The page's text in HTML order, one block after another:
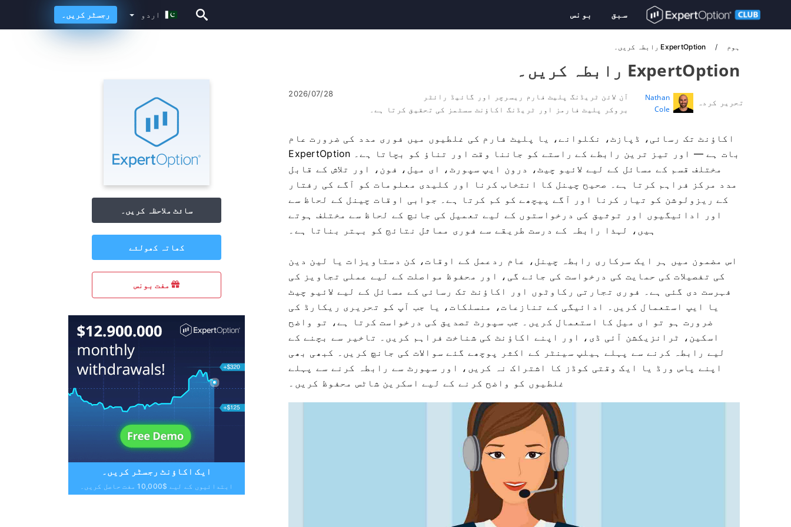
بونس سبق اردو رجسٹر کریں۔
ہوم ExpertOption رابطہ کریں۔
ExpertOption رابطہ کریں۔
تحریر کردہ
Nathan
Cole
آن لائن ٹریڈنگ پلیٹ فارم ریسرچر اور گائیڈ رائٹر
بروکر پلیٹ فارمز اور ٹریڈنگ اکاؤنٹ سسٹمز کی تحقیق کرتا ہے۔
2026/07/28
اکاؤنٹ تک رسائی، ڈپازٹ، نکلوانے، یا پلیٹ فارم کی غلطیوں میں فوری مدد کی ضرورت عام
بات ہے — اور تیز ترین رابطے کے راستے کو جاننا وقت اور تناؤ کو بچاتا ہے۔ ExpertOption
مختلف قسم کے مسائل کے لیے لائیو چیٹ، درون ایپ سپورٹ، ای میل، فون، اور تلاش کے قابل
مدد مرکز فراہم کرتا ہے۔ صحیح چینل کا انتخاب کرنا اور کلیدی معلومات کو آگے کی رفتار
کے ریزولوشن کو تیار کرنا اور آگے پیچھے کو کم کرتا ہے۔ جوابی اوقات چینل کے لحاظ سے
اور ادائیگیوں اور توثیق کی درخواستوں کے لیے تعمیل کی جانچ کے لحاظ سے مختلف ہوتے
ہیں، لہذا رابطہ کے درست طریقے سے فوری مماثل نتائج کو بہتر بناتا ہے۔
اس مضمون میں ہر ایک سرکاری رابطہ چینل، عام ردعمل کے اوقات، کن دستاویزات یا لین دین
کی تفصیلات کی حمایت کی درخواست کی جائے گی، اور محفوظ مواصلت کے لیے عملی تجاویز کی
فہرست دی گئی ہے۔ فوری تجارتی رکاوٹوں اور اکاؤنٹ تک رسائی کے مسائل کے لیے لائیو چیٹ
یا ایپ استعمال کریں۔ ادائیگی کے تنازعات، منسلکات، یا جب آپ کو تحریری ریکارڈ کی
ضرورت ہو تو ای میل کا استعمال کریں۔ جب سپورٹ تصدیق کی درخواست کرتا ہے، تو واضح
اسکین، ٹرانزیکشن آئی ڈی، اور اپنے اکاؤنٹ کی شناخت فراہم کریں۔ تاخیر سے بچنے کے
لیے رابطہ کرنے سے پہلے ہیلپ سینٹر کے اکثر پوچھے گئے سوالات کی جانچ کریں۔ کبھی بھی
اپنے پاس ورڈ یا ایک وقتی کوڈز کا اشتراک نہ کریں، اور سپورٹ سے رابطہ کرنے سے پہلے
غلطیوں کو واضح کرنے کے لیے اسکرین شاٹس محفوظ کریں۔
سائٹ ملاحظہ کریں۔
کھاتہ کھولئے
مفت بونس
ایک اکاؤنٹ رجسٹر کریں۔
ابتدائیوں کے لیے $10,000 مفت حاصل کریں۔